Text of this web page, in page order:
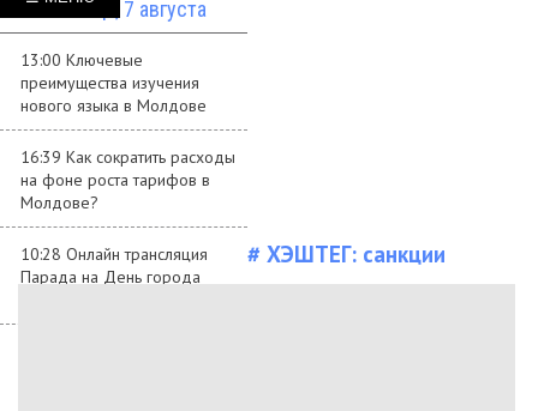
Пятница, 7 августа
13:00 Ключевые
преимущества изучения
нового языка в Молдове
16:39 Как сократить расходы
на фоне роста тарифов в
Молдове?
10:28 Онлайн трансляция
Парада на День города
# ХЭШТЕГ: санкции